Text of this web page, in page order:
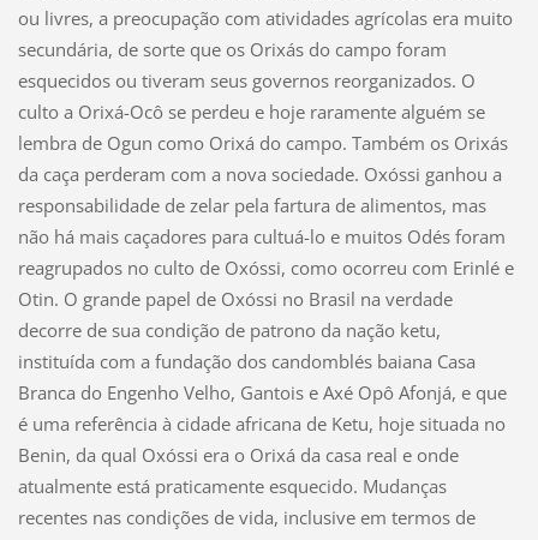
ou livres, a preocupação com atividades agrícolas era muito
secundária, de sorte que os Orixás do campo foram
esquecidos ou tiveram seus governos reorganizados. O
culto a Orixá-Ocô se perdeu e hoje raramente alguém se
lembra de Ogun como Orixá do campo. Também os Orixás
da caça perderam com a nova sociedade. Oxóssi ganhou a
responsabilidade de zelar pela fartura de alimentos, mas
não há mais caçadores para cultuá-lo e muitos Odés foram
reagrupados no culto de Oxóssi, como ocorreu com Erinlé e
Otin. O grande papel de Oxóssi no Brasil na verdade
decorre de sua condição de patrono da nação ketu,
instituída com a fundação dos candomblés baiana Casa
Branca do Engenho Velho, Gantois e Axé Opô Afonjá, e que
é uma referência à cidade africana de Ketu, hoje situada no
Benin, da qual Oxóssi era o Orixá da casa real e onde
atualmente está praticamente esquecido. Mudanças
recentes nas condições de vida, inclusive em termos de